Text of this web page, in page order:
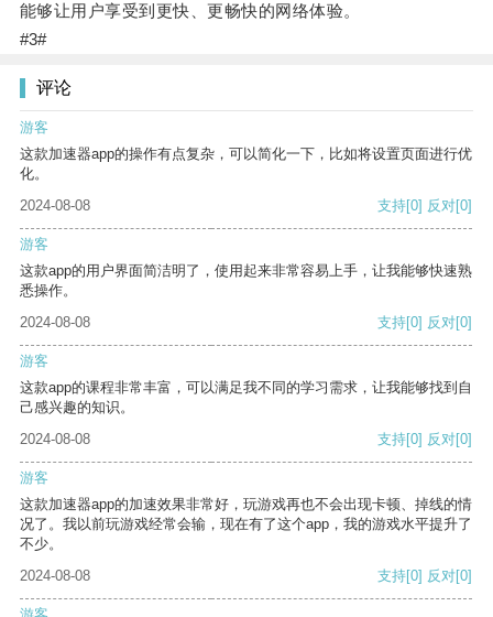
能够让用户享受到更快、更畅快的网络体验。
#3#
评论
游客
这款加速器app的操作有点复杂，可以简化一下，比如将设置页面进行优
化。
2024-08-08
支持[0] 反对[0]
游客
这款app的用户界面简洁明了，使用起来非常容易上手，让我能够快速熟
悉操作。
2024-08-08
支持[0] 反对[0]
游客
这款app的课程非常丰富，可以满足我不同的学习需求，让我能够找到自
己感兴趣的知识。
2024-08-08
支持[0] 反对[0]
游客
这款加速器app的加速效果非常好，玩游戏再也不会出现卡顿、掉线的情
况了。我以前玩游戏经常会输，现在有了这个app，我的游戏水平提升了
不少。
2024-08-08
支持[0] 反对[0]